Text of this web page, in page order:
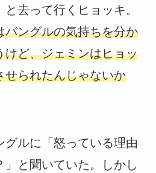
去って行くヒョッキ。
バングルの気持ちを分か
けど、ジェミンはヒョッ
せられたんじゃないか
グルに「怒っている理由
」と聞いていた。しかし